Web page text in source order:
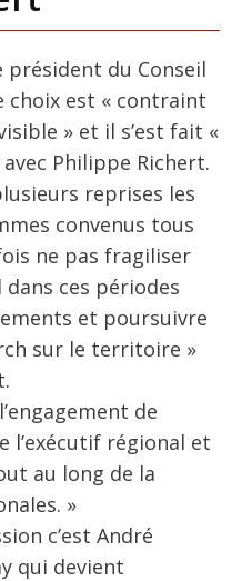
président du Conseil
choix est « contraint
» et il s’est fait «
Philippe Richert.
reprises les
convenus tous
ne pas fragiliser
ces périodes
et poursuivre
sur le territoire »
de
l’exécutif régional et
au long de la
»
c’est André
qui devient